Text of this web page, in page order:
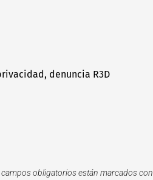
denuncia R3D
obligatorios están marcados con